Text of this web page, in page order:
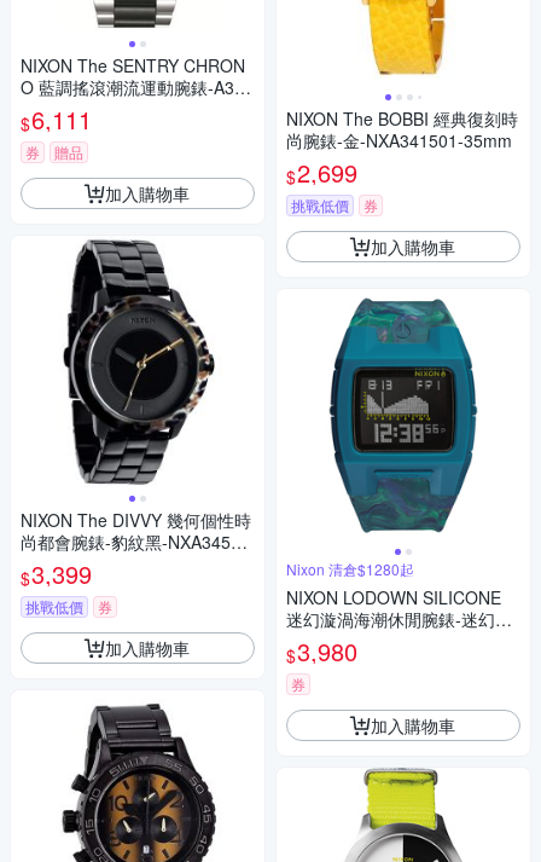
NIXON The SENTRY CHRON
O 藍調搖滾潮流運動腕錶-A356
-2051
$6,111
券 贈品
加入購物車
NIXON The DIVVY 幾何個性時
尚都會腕錶-豹紋黑-NXA34511
53-36mm
$3,399
挑戰低價 券
加入購物車
NIXON The BOBBI 經典復刻時
尚腕錶-金-NXA341501-35mm
$2,699
挑戰低價 券
加入購物車
Nixon 清倉$1280起
NIXON LODOWN SILICONE
迷幻漩渦海潮休閒腕錶-迷幻藍/
39mmX31m
$3,980
券
加入購物車